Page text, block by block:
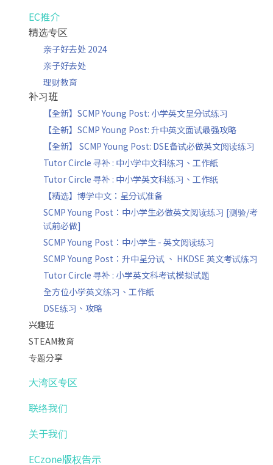
EC推介
精选专区
亲子好去处 2024
亲子好去处
理财教育
补习班
【全新】SCMP Young Post: 小学英文呈分试练习
【全新】SCMP Young Post: 升中英文面试最强攻略
【全新】 SCMP Young Post: DSE备试必做英文阅读练习
Tutor Circle 寻补 : 中小学中文科练习、工作紙
Tutor Circle 寻补 : 中小学英文科练习、工作纸
【精选】博学中文：呈分试准备
SCMP Young Post：中小学生必做英文阅读练习 [测验/考
试前必做]
SCMP Young Post：中小学生 - 英文阅读练习
SCMP Young Post：升中呈分试 、 HKDSE 英文考试练习
Tutor Circle 寻补 : 小学英文科考试模拟试题
全方位小学英文练习、工作紙
DSE练习、攻略
兴趣班
STEAM教育
专题分享
大湾区专区
联络我们
关于我们
ECzone版权告示